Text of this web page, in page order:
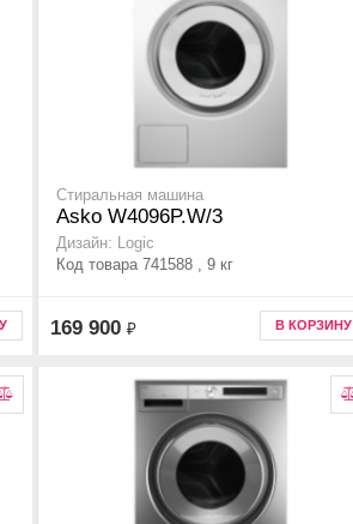
Стиральная машина
Asko W4096P.W/3
Дизайн: Logic
Код товара 741588 , 9 кг
169 900 ₽ В КОРЗИНУ